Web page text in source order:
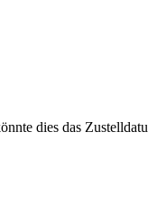
dies das